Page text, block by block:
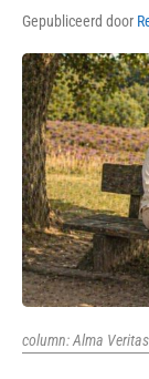
Gepubliceerd door
column: Alma